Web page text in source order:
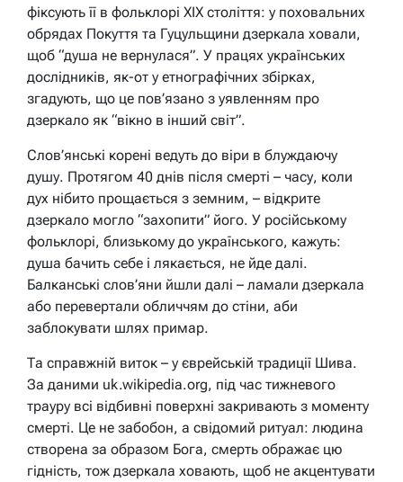
фіксують її в фольклорі XIX століття: у поховальних
обрядах Покуття та Гуцульщини дзеркала ховали,
щоб “душа не вернулася”. У працях українських
дослідників, як-от у етнографічних збірках,
згадують, що це пов’язано з уявленням про
дзеркало як “вікно в інший світ”.
Слов’янські корені ведуть до віри в блуждаючу
душу. Протягом 40 днів після смерті – часу, коли
дух нібито прощається з земним, – відкрите
дзеркало могло “захопити” його. У російському
фольклорі, близькому до українського, кажуть:
душа бачить себе і лякається, не йде далі.
Балканські слов’яни йшли далі – ламали дзеркала
або перевертали обличчям до стіни, аби
заблокувати шлях примар.
Та справжній виток – у єврейській традиції Шива.
За даними uk.wikipedia.org, під час тижневого
трауру всі відбивні поверхні закривають з моменту
смерті. Це не забобон, а свідомий ритуал: людина
створена за образом Бога, смерть ображає цю
гідність, тож дзеркала ховають, щоб не акцентувати